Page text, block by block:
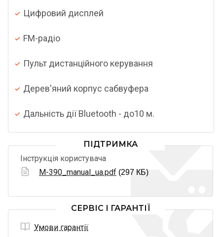
Цифровий дисплей
FM-радіо
Пульт дистанційного керування
Дерев'яний корпус сабвуфера
Дальність дії Bluetooth - до10 м.
ПІДТРИМКА
Інструкція користувача
M-390_manual_ua.pdf (297 КБ)
СЕРВІС І ГАРАНТІЇ
Умови гарантії